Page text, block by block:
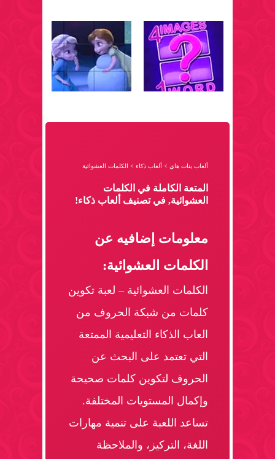
ألعاب بنات هاي > ألعاب ذكاء > الكلمات العشوائية
المتعة الكاملة في الكلمات
العشوائية, في تصنيف ألعاب ذكاء!
معلومات إضافيه عن
الكلمات العشوائية:
الكلمات العشوائية – لعبة تكوين
كلمات من شبكة الحروف من
العاب الذكاء التعليمية الممتعة
التي تعتمد على البحث عن
الحروف لتكوين كلمات صحيحة
وإكمال المستويات المختلفة.
تساعد اللعبة على تنمية مهارات
اللغة، التركيز، والملاحظة